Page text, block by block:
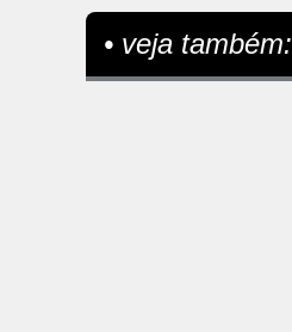
• veja também: